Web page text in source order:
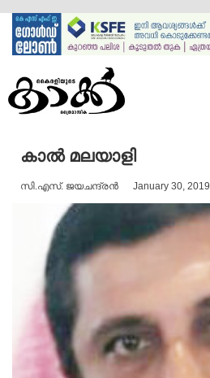
content
കാൽ മലയാളി
സി.എസ്. ജയചന്ദ്രൻ January 30, 2019